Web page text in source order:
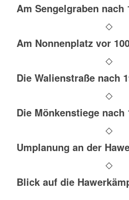
Am Sengelgraben nach
Am Nonnenplatz vor
Die Walienstraße nach
Die Mönkenstiege nach
Umplanung an der
Blick auf die